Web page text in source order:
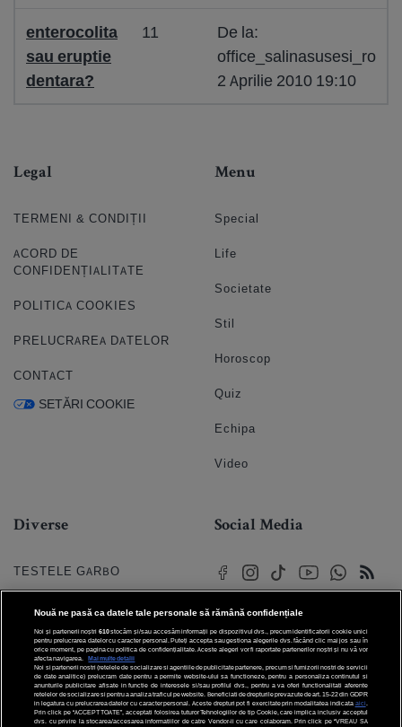
enterocolita
sau eruptie
dentara?
11
De la:
office_salinasusesi_ro
2 Aprilie 2010 19:10
Legal
TERMENI & CONDIȚII
ACORD DE
CONFIDENȚIALITATE
POLITICA COOKIES
PRELUCRAREA DATELOR
CONTACT
SETĂRI COOKIE
Menu
Special
Life
Societate
Stil
Horoscop
Quiz
Echipa
Video
Diverse
TESTELE GARBO
HOROSCOP
HOROSCOPUL IUBIRII
FORUMURI
TRATAMENTE NATURISTE
Social Media
© 2026 Internet Corp SRL
Toate drepturile rezervate
Nouă ne pasă ca datele tale personale să rămână confidențiale
Noi și partenerii noștri 610stocăm și/sau accesăm informații pe dispozitivul dvs., precum identificatorii cookie unici
pentru prelucrarea datelor cu caracter personal. Puteți accepta sau gestiona alegerile dvs. făcând clic mai jos sau în
orice moment, pe pagina cu politica de confidențialitate. Aceste alegeri vor fi raportate partenerilor noștri și nu vă vor
afecta navigarea.
Mai multe detalii
Noi si partenerii nostri (retelele de socializare si agentiile de publicitate partenere, precum si furnizorii nostri de servicii
de date analitice) prelucram date pentru a permite website-ului sa functioneze, pentru a personaliza continutul si
anunturile publicitare afisate in functie de interesele si/sau profilul dvs., pentru a va oferi functionalitati aferente
retelelor de socializare si pentru a analiza traficul pe website. Beneficiati de drepturile prevazute de art. 15-22 din GDPR
in legatura cu prelucrarea datelor cu caracter personal. Aceste drepturi pot fi exercitate prin modalitatea indicata aici
Prin click pe “ACCEPT TOATE”, acceptati folosirea tuturor Tehnologiilor de tip Cookie, care implica inclusiv acceptul
dvs. cu privire la stocarea/accesarea informatiilor de catre Vendor-ii cu care colaboram. Prin click pe “VREAU SA